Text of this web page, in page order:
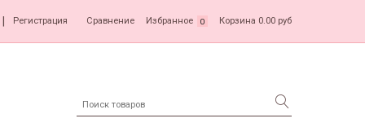
Регистрация Сравнение Избранное 0 Корзина 0.00 руб